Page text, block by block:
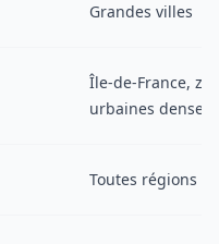
Grandes villes
Île-de-France,
urbaines denses
Toutes régions